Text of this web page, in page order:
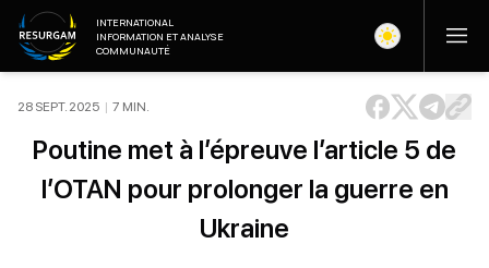
INTERNATIONAL
INFORMATION ET ANALYSE
COMMUNAUTÉ
28 SEPT. 2025 | 7 MIN.
Poutine met à l’épreuve l’article 5 de
l’OTAN pour prolonger la guerre en
Ukraine